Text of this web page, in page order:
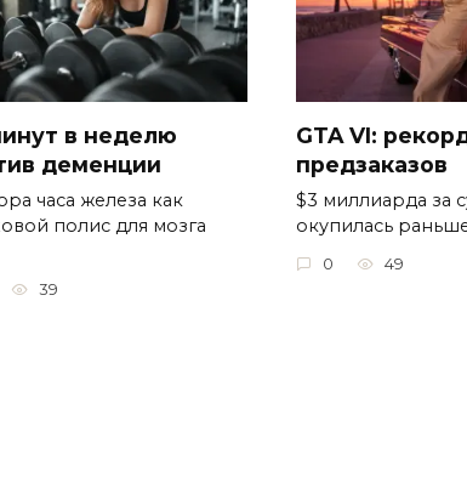
в неделю
деменции
часа железа как
полис для мозга
39
GTA VI:
предзаказов
$3 миллиарда за
окупилась
0 49